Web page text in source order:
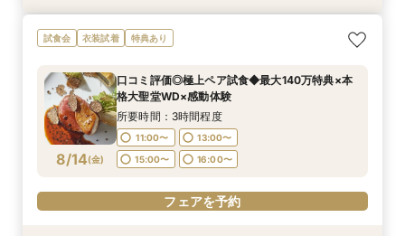
8/13(木)
【大切なペットと挙式＆披露宴どちらもOK】
ペット婚*安心相談会
11:05〜 15:00〜
フェアを予約
試食会 衣装試着 特典あり
8/14(金)
口コミ評価◎極上ペア試食◆最大140万特典×本
格大聖堂WD×感動体験
所要時間：3時間程度
11:00〜
13:00〜
15:00〜
16:00〜
フェアを予約